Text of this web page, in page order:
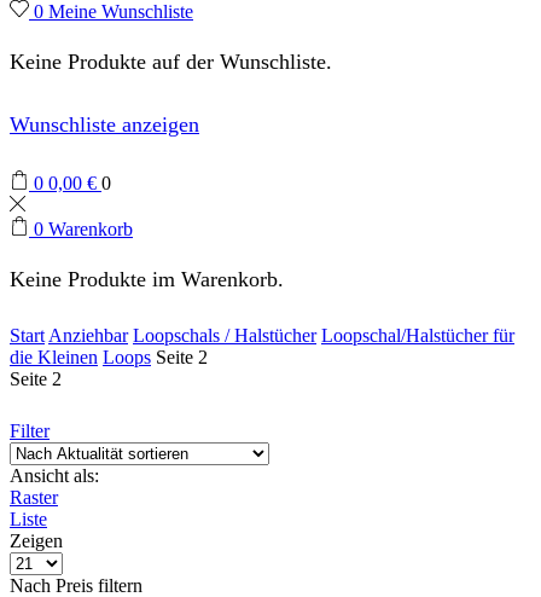
0 Meine Wunschliste
Keine Produkte auf der Wunschliste.
Wunschliste anzeigen
0 0,00 € 0
0 Warenkorb
Keine Produkte im Warenkorb.
Start Anziehbar Loopschals / Halstücher Loopschal/Halstücher für
die Kleinen Loops Seite 2
Seite 2
Filter
Ansicht als:
Raster
Liste
Zeigen
Produkte
pro
Nach Preis filtern